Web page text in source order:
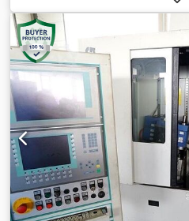
infinitamente variable hasta
puntos 100-550 mm Control
máquina aprox. 4000 kg
2000x3055x2788 mm Control
de ensayo: - Prueba de
de contacto de doble flanco -
Prueba heli en contacto de
Uso de hasta 6 carros de
repetibilidad en la prueba -
accionamiento de pieza
neumática basculante -
aceite (tipo: Vogel) - Extractor
Elbaron)